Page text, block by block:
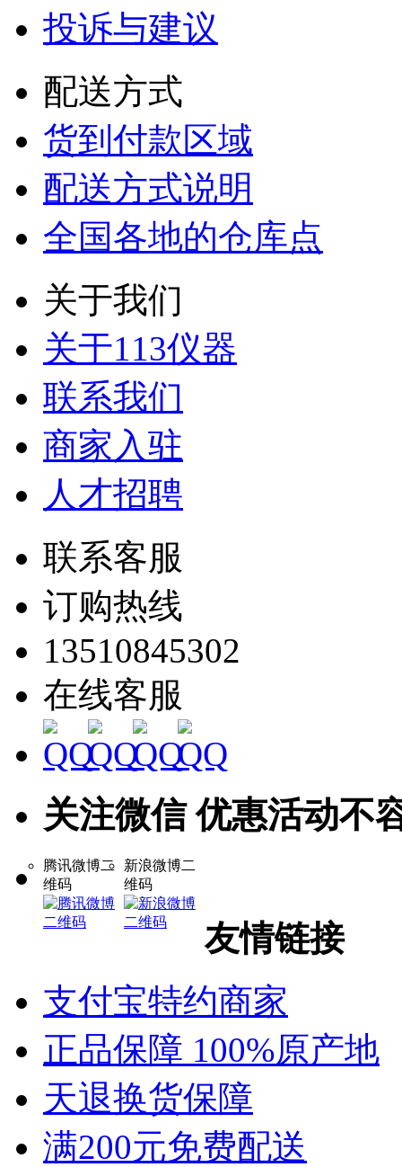
投诉与建议
配送方式
货到付款区域
配送方式说明
全国各地的仓库点
关于我们
关于113仪器
联系我们
商家入驻
人才招聘
联系客服
订购热线
13510845302
在线客服
关注微信 优惠活动不
腾讯微博二
维码
新浪微博二
维码
友情链接
支付宝特约商家
正品保障 100%原产地
天退换货保障
满200元免费配送